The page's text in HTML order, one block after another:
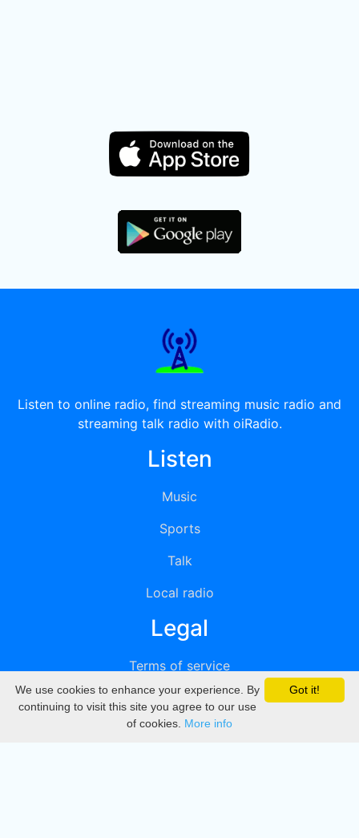
Listen to online radio, find streaming music radio and
streaming talk radio with oiRadio.
Listen
Music
Sports
Talk
Local radio
Legal
Terms of service
Privacy
DMCA
Got it!
We use cookies to enhance your experience. By
continuing to visit this site you agree to our use
of cookies. More info